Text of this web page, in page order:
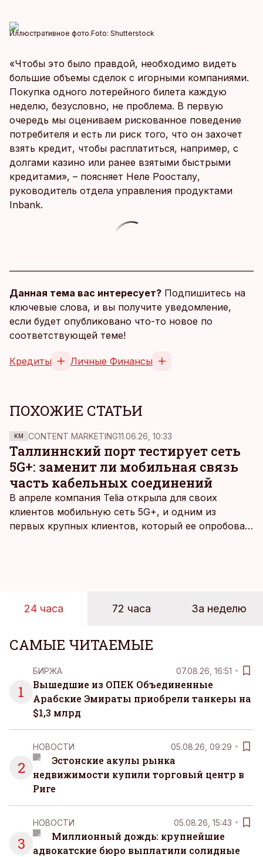
Иллюстративное фото.Foto: Shutterstock
«Чтобы это было правдой, необходимо видеть
большие объемы сделок с игорными компаниями.
Покупка одного лотерейного билета каждую
неделю, безусловно, не проблема. В первую
очередь мы оцениваем рискованное поведение
потребителя и есть ли риск того, что он захочет
взять кредит, чтобы расплатиться, например, с
долгами казино или ранее взятыми быстрыми
кредитами», – поясняет Неле Роосталу,
руководитель отдела управления продуктами
Inbank.
Данная тема вас интересует? Подпишитесь на
ключевые слова, и вы получите уведомление,
если будет опубликовано что-то новое по
соответствующей теме!
Кредиты Личные Финансы
ПОХОЖИЕ СТАТЬИ
KM CONTENT MARKETING11.06.26, 10:33
Таллиннский порт тестирует сеть
5G+: заменит ли мобильная связь
часть кабельных соединений
В апреле компания Telia открыла для своих
клиентов мобильную сеть 5G+, и одним из
первых крупных клиентов, который ее опробовал,
24 часа 72 часа За неделю
САМЫЕ ЧИТАЕМЫЕ
1
БИРЖА 07.08.26, 16:51
Вышедшие из ОПЕК Объединенные
Арабские Эмираты приобрели танкеры на
$1,3 млрд
2
НОВОСТИ 05.08.26, 09:29
Эстонские акулы рынка
недвижимости купили торговый центр в
Риге
3
НОВОСТИ 05.08.26, 15:43
Миллионный дождь: крупнейшие
адвокатские бюро выплатили солидные